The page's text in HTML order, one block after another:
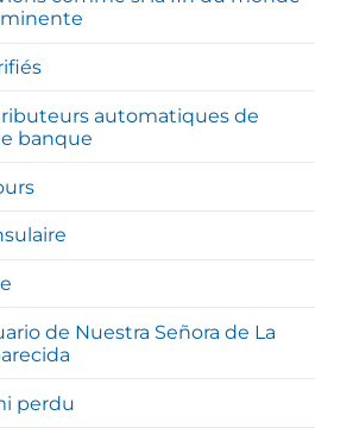
automatiques de
banque
de Nuestra Señora de La
perdu